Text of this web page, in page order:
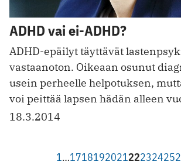
ADHD vai ei-ADHD?
ADHD-epäilyt täyttävät
vastaanoton. Oikeaan osunut
usein perheelle helpotuksen,
voi peittää lapsen hädän alleen
18.3.2014
1…171819202122232425